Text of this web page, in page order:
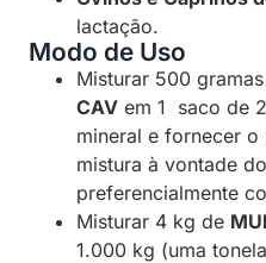
lactação.
Modo de Uso
Misturar 500
CAV em 1 saco de
mineral e fornecer
mistura à vontade
preferencialmente
Misturar 4 kg de
1.000 kg (uma